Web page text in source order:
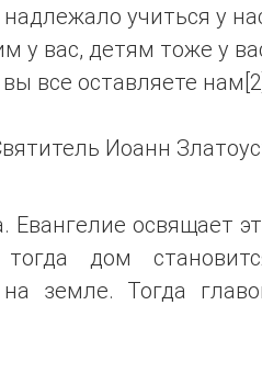
учиться у
у вас, детям тоже у
все оставляете
Иоанн
Евангелие освящает
дом
земле. Тогда